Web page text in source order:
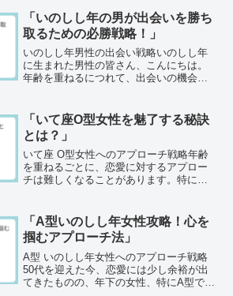
「いのしし年の男が出会いを勝ち
取るための必勝戦略！」
いのしし年男性の出会い戦略いのしし年
に生まれた男性の皆さん、こんにちは。
年齢を重ねるにつれて、出会いの機会は
むことは十分可能です。今回は、いのし
し年男性に焦点を当てた...
「いて座O型女性を魅了する秘訣
とは？」
いて座 O型女性へのアプローチ戦略年齢
を重ねるごとに、恋愛に対するアプロー
チは難しくなることがあります。特に、
座 O型女性」へのアプローチです。この
女性たちは自由を愛し...
「A型いのしし年女性攻略！心を
掴むアプローチ法」
A型 いのしし年女性へのアプローチ戦略
50代を迎えた今、恋愛には少し余裕が出
てきたものの、年下の女性、特にA型でい